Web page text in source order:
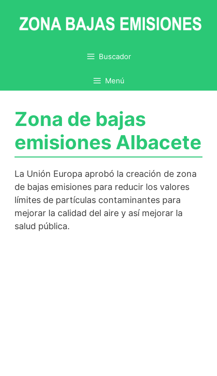
contenido
Buscador
Menú
Zona de bajas
emisiones Albacete
La Unión Europa aprobó la creación de zona
de bajas emisiones para reducir los valores
límites de partículas contaminantes para
mejorar la calidad del aire y así mejorar la
salud pública.